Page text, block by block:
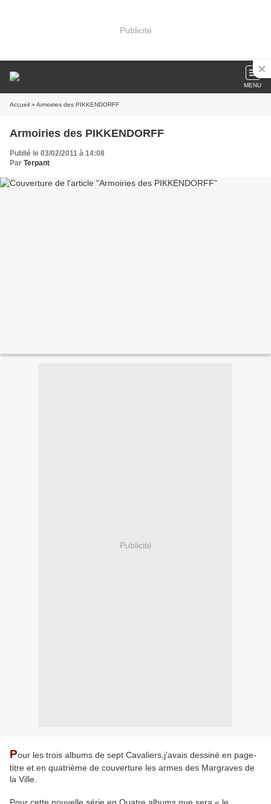
Publicité
MENU
Accueil » Armoiries des PIKKENDORFF
Armoiries des PIKKENDORFF
Publié le 03/02/2011 à 14:08
Par Terpant
Publicité
Pour les trois albums de sept Cavaliers,j’avais dessiné en page-
titre et en quatrième de couverture les armes des Margraves de
la Ville.